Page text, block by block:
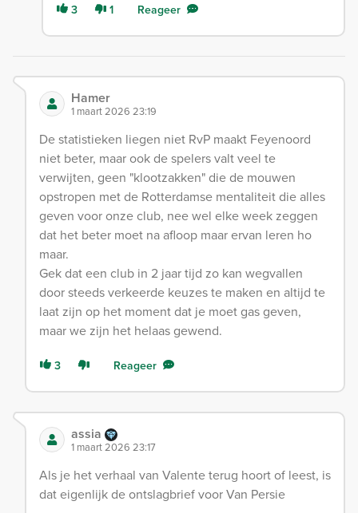
3 1 Reageer
Hamer
1 maart 2026 23:19
De statistieken liegen niet RvP maakt Feyenoord
niet beter, maar ook de spelers valt veel te
verwijten, geen "klootzakken" die de mouwen
opstropen met de Rotterdamse mentaliteit die alles
geven voor onze club, nee wel elke week zeggen
dat het beter moet na afloop maar ervan leren ho
maar.
Gek dat een club in 2 jaar tijd zo kan wegvallen
door steeds verkeerde keuzes te maken en altijd te
laat zijn op het moment dat je moet gas geven,
maar we zijn het helaas gewend.
3 Reageer
assia
1 maart 2026 23:17
Als je het verhaal van Valente terug hoort of leest, is
dat eigenlijk de ontslagbrief voor Van Persie